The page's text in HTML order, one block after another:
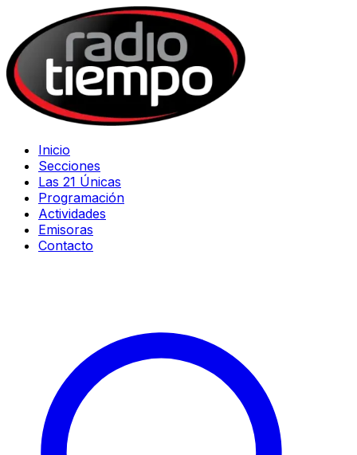
Inicio
Secciones
Las 21 Únicas
Programación
Actividades
Emisoras
Contacto